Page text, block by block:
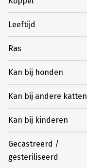
Leeftijd
Ras
Kan bij honden
Kan bij andere katten
Kan bij kinderen
Gecastreerd /
gesteriliseerd